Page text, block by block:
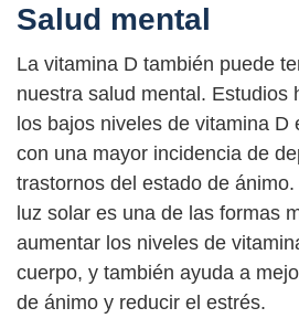
Salud mental
La vitamina D también puede
nuestra salud mental. Estudios
los bajos niveles de vitamina D
con una mayor incidencia de
trastornos del estado de
luz solar es una de las formas
aumentar los niveles de
cuerpo, y también ayuda a
de ánimo y reducir el estrés.